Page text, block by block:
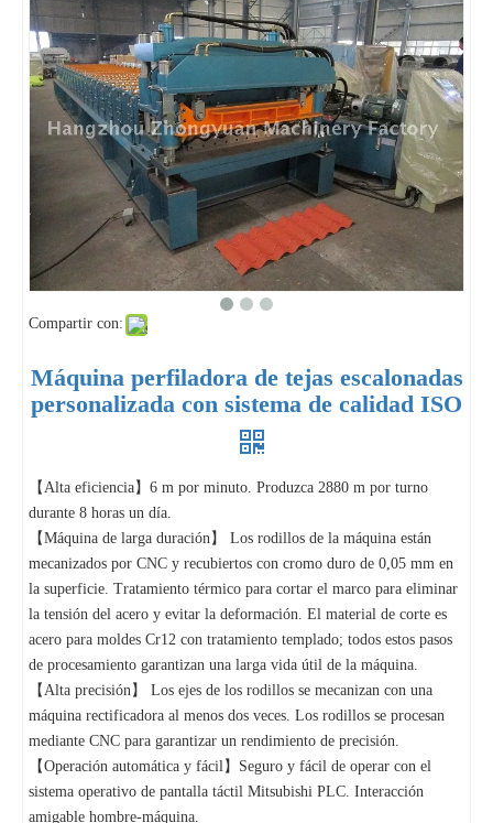
Compartir con:
Máquina perfiladora de tejas escalonadas
personalizada con sistema de calidad ISO
【Alta eficiencia】6 m por minuto. Produzca 2880 m por turno
durante 8 horas un día.
【Máquina de larga duración】 Los rodillos de la máquina están
mecanizados por CNC y recubiertos con cromo duro de 0,05 mm en
la superficie. Tratamiento térmico para cortar el marco para eliminar
la tensión del acero y evitar la deformación. El material de corte es
acero para moldes Cr12 con tratamiento templado; todos estos pasos
de procesamiento garantizan una larga vida útil de la máquina.
【Alta precisión】 Los ejes de los rodillos se mecanizan con una
máquina rectificadora al menos dos veces. Los rodillos se procesan
mediante CNC para garantizar un rendimiento de precisión.
【Operación automática y fácil】Seguro y fácil de operar con el
sistema operativo de pantalla táctil Mitsubishi PLC. Interacción
amigable hombre-máquina.